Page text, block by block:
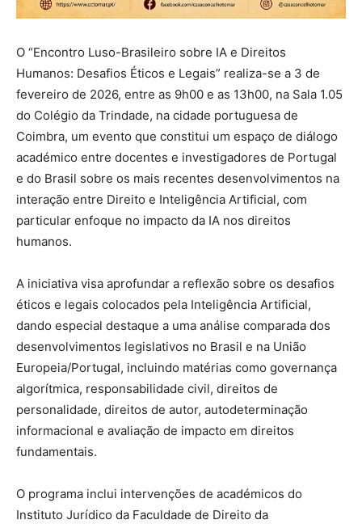
O “Encontro Luso-Brasileiro sobre IA e Direitos
Humanos: Desafios Éticos e Legais” realiza-se a 3 de
fevereiro de 2026, entre as 9h00 e as 13h00, na Sala 1.05
do Colégio da Trindade, na cidade portuguesa de
Coimbra, um evento que constitui um espaço de diálogo
académico entre docentes e investigadores de Portugal
e do Brasil sobre os mais recentes desenvolvimentos na
interação entre Direito e Inteligência Artificial, com
particular enfoque no impacto da IA nos direitos
humanos.
A iniciativa visa aprofundar a reflexão sobre os desafios
éticos e legais colocados pela Inteligência Artificial,
dando especial destaque a uma análise comparada dos
desenvolvimentos legislativos no Brasil e na União
Europeia/Portugal, incluindo matérias como governança
algorítmica, responsabilidade civil, direitos de
personalidade, direitos de autor, autodeterminação
informacional e avaliação de impacto em direitos
fundamentais.
O programa inclui intervenções de académicos do
Instituto Jurídico da Faculdade de Direito da